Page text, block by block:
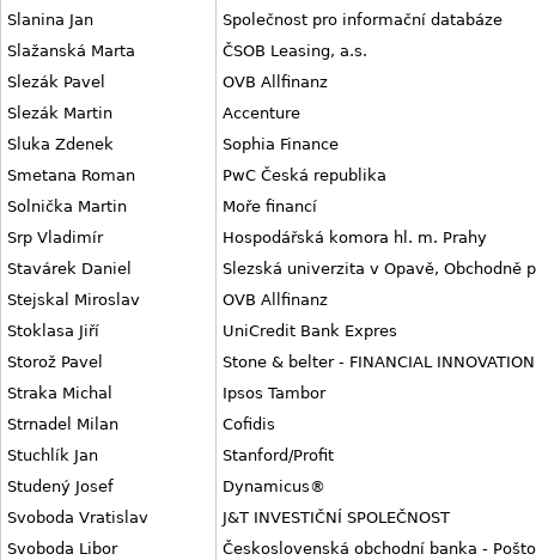
Slanina Jan
Společnost pro informační databáze
Slažanská Marta
ČSOB Leasing, a.s.
Slezák Pavel
OVB Allfinanz
Slezák Martin
Accenture
Sluka Zdenek
Sophia Finance
Smetana Roman
PwC Česká republika
Solnička Martin
Moře financí
Srp Vladimír
Hospodářská komora hl. m. Prahy
Stavárek Daniel
Slezská univerzita v Opavě, Obchodně
Stejskal Miroslav
OVB Allfinanz
Stoklasa Jiří
UniCredit Bank Expres
Storož Pavel
Stone & belter - FINANCIAL INNOVATION
Straka Michal
Ipsos Tambor
Strnadel Milan
Cofidis
Stuchlík Jan
Stanford/Profit
Studený Josef
Dynamicus®
Svoboda Vratislav
J&T INVESTIČNÍ SPOLEČNOST
Svoboda Libor
Československá obchodní banka -